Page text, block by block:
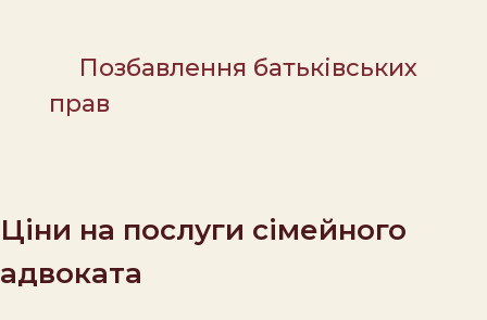
Позбавлення батьківських
прав
Ціни на послуги сімейного
адвоката